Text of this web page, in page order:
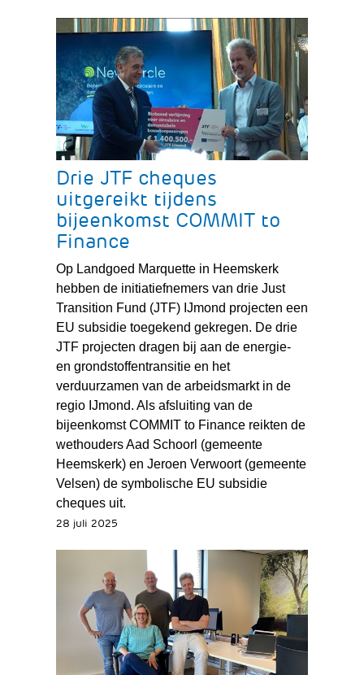
Drie JTF cheques
uitgereikt tijdens
bijeenkomst COMMIT to
Finance
Op Landgoed Marquette in Heemskerk
hebben de initiatiefnemers van drie Just
Transition Fund (JTF) IJmond projecten een
EU subsidie toegekend gekregen. De drie
JTF projecten dragen bij aan de energie-
en grondstoffentransitie en het
verduurzamen van de arbeidsmarkt in de
regio IJmond. Als afsluiting van de
bijeenkomst COMMIT to Finance reikten de
wethouders Aad Schoorl (gemeente
Heemskerk) en Jeroen Verwoort (gemeente
Velsen) de symbolische EU subsidie
cheques uit.
28 juli 2025